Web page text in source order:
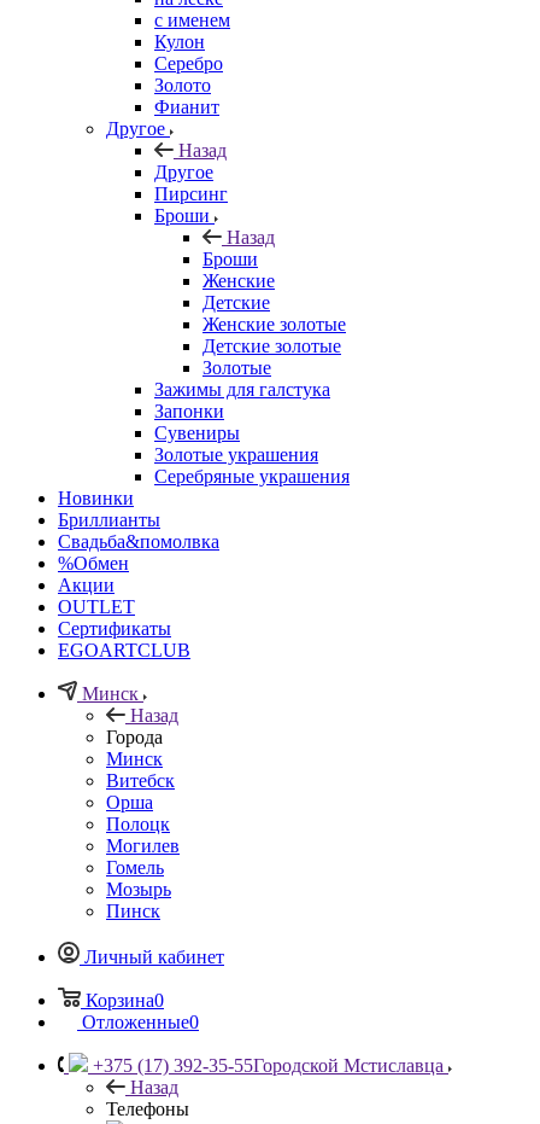
с именем
Кулон
Серебро
Золото
Фианит
Другое
Назад
Другое
Пирсинг
Броши
Назад
Броши
Женские
Детские
Женские золотые
Детские золотые
Золотые
Зажимы для галстука
Запонки
Сувениры
Золотые украшения
Серебряные украшения
Новинки
Бриллианты
Свадьба&помолвка
%Обмен
Акции
OUTLET
Сертификаты
EGOARTCLUB
Минск
Назад
Города
Минск
Витебск
Орша
Полоцк
Могилев
Гомель
Мозырь
Пинск
Личный кабинет
Корзина0
Отложенные0
+375 (17) 392-35-55Городской Мстиславца
Назад
Телефоны